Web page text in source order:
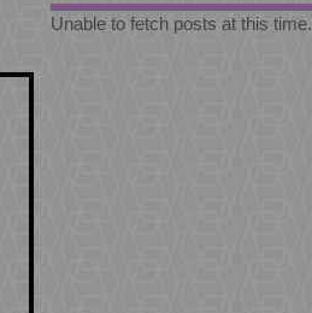
Unable to fetch posts at this time.